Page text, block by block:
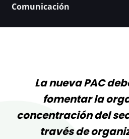
Comunicación
La nueva PAC
fomentar la
concentración del
través de